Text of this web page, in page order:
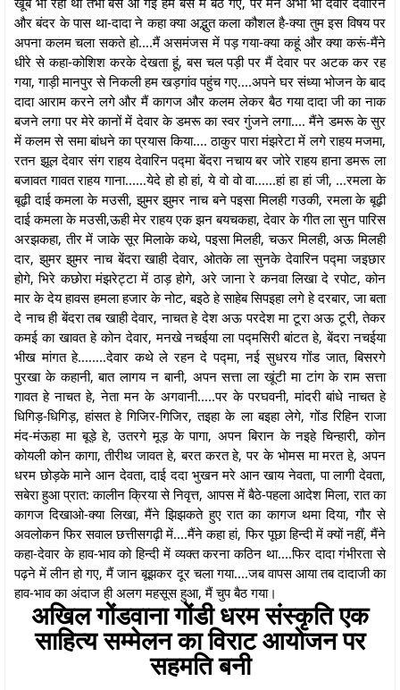
और बंदर के पास था-दादा ने कहा क्या अद्भुत कला कौशल है-क्या तुम इस विषय पर
अपना कलम चला सकते हो....मैं असमंजस में पड़ गया-क्या कहूं और क्या करूं-मैंने
धीरे से कहा-कोशिश करके देखता हूं, बस चल पड़ी पर मैं देवार पर अटक कर रह
गया, गाड़ी मानपुर से निकली हम खड़गांव पहुंच गए....अपने घर संध्या भोजन के बाद
दादा आराम करने लगे और मैं कागज और कलम लेकर बैठ गया दादा जी का नाक
बजने लगा पर मेरे कानों में देवार के डमरू का स्वर गुंजने लगा.... मैंने डमरू के सुर
में कलम से समा बांधने का प्रयास किया.... ठाकुर पारा मंझरेटा में लगे राहय मजमा,
रतन झूल देवार संग राहय देवारिन पद्मा बेंदरा नचाय बर जोरे राहय हाना डमरू ला
बजावत गावत राहय गाना......येदे हो हो हां, ये वो वो वा......हां हा हां जी, ...रमला के
बूढ़ी दाई कमला के मउसी, झुमर झुमर नाच बने पइसा मिलही गउकी, रमला के बूढ़ी
दाई कमला के मउसी,ऊही मेर राहय एक झन बयचकहा, देवार के गीत ला सुन पारिस
अरझकहा, तीर में जाके सूर मिलाके कथे, पइसा मिलही, चऊर मिलही, अऊ मिलही
दार, झुमर झुमर नाच बेंदरा खाही देवार, ओतके ला सुनके देवारिन पद्मा जइछार
होगे, भिरे कछोरा मंझरेट्टा में ठाड़ होगे, अरे जाना रे कनवा लिखा दे रपोट, कोन
मार के देय हावस हमला हजार के नोट, बइठे हे साहेब सिपइहा लगे हे दरबार, जा बता
दे नाच ही बेंदरा तब खाही देवार, नाचत हे देश अऊ परदेश मा टूरा अऊ टूरी, तेकर
कमई का खावत हे कोन देवार, मनखे नचईया ला पद्मसिरी बांटत हे, बेंदरा नचईया
भीख मांगत हे........देवार कथे ले रहन दे पद्मा, नई सुधरय गोंड जात, बिसरगे
पुरखा के कहानी, बात लागय न बानी, अपन सत्ता ला खूंटी मा टांग के राम सत्ता
गावत हे नाचत हे, नेता मन के अगवानी.....पर के परघवनी, मांदरी बांधे नाचत हे
धिगिड़-धिगिड़, हांसत हे गिजिर-गिजिर, तइहा के ला बइहा लेगे, गोंड रिहिन राजा
मंद-मंऊहा मा बूड़े हे, उतरगे मूड़ के पागा, अपन बिरान के नइहे चिन्हारी, कोन
कोयली कोन कागा, तीरीथ जावत हे, बरत करत हे, पर के भोमस मा मरत हे, अपन
धरम छोड़के माने आन देवता, दाई ददा भुखन मरे आन खाय नेवता, पा लागी देवता,
सबेरा हुआ प्रात: कालीन क्रिया से निवृत्त, आपस में बैठे-पहला आदेश मिला, रात का
कागज दिखाओ-क्या लिखा, मैंने झिझकते हुए रात का कागज थमा दिया, गौर से
अवलोकन फिर सवाल छत्तीसगढ़ी में....मैंने कहा हां, फिर पूछा हिन्दी में क्यों नहीं, मैंने
कहा-देवार के हाव-भाव को हिन्दी में व्यक्त करना कठिन था....फिर दादा गंभीरता से
पढ़ने में लीन हो गए, मैं जान बूझकर दूर चला गया....जब वापस आया तब दादाजी का
हाव-भाव का अंदाज ही अलग महसूस हुआ, मैं चुप बैठ गया।
अखिल गोंडवाना गोंडी धरम संस्कृति एक
साहित्य सम्मेलन का विराट आयोजन पर
सहमति बनी